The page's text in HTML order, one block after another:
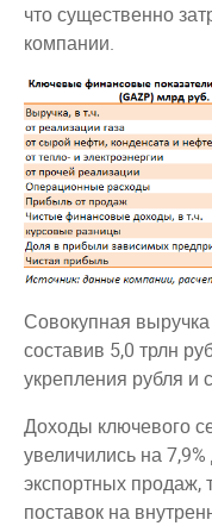
что существенно
компании.
Совокупная
составив 5,0 трлн
укрепления рубля и
Доходы ключевого
увеличились на 7,9%
экспортных продаж,
поставок на